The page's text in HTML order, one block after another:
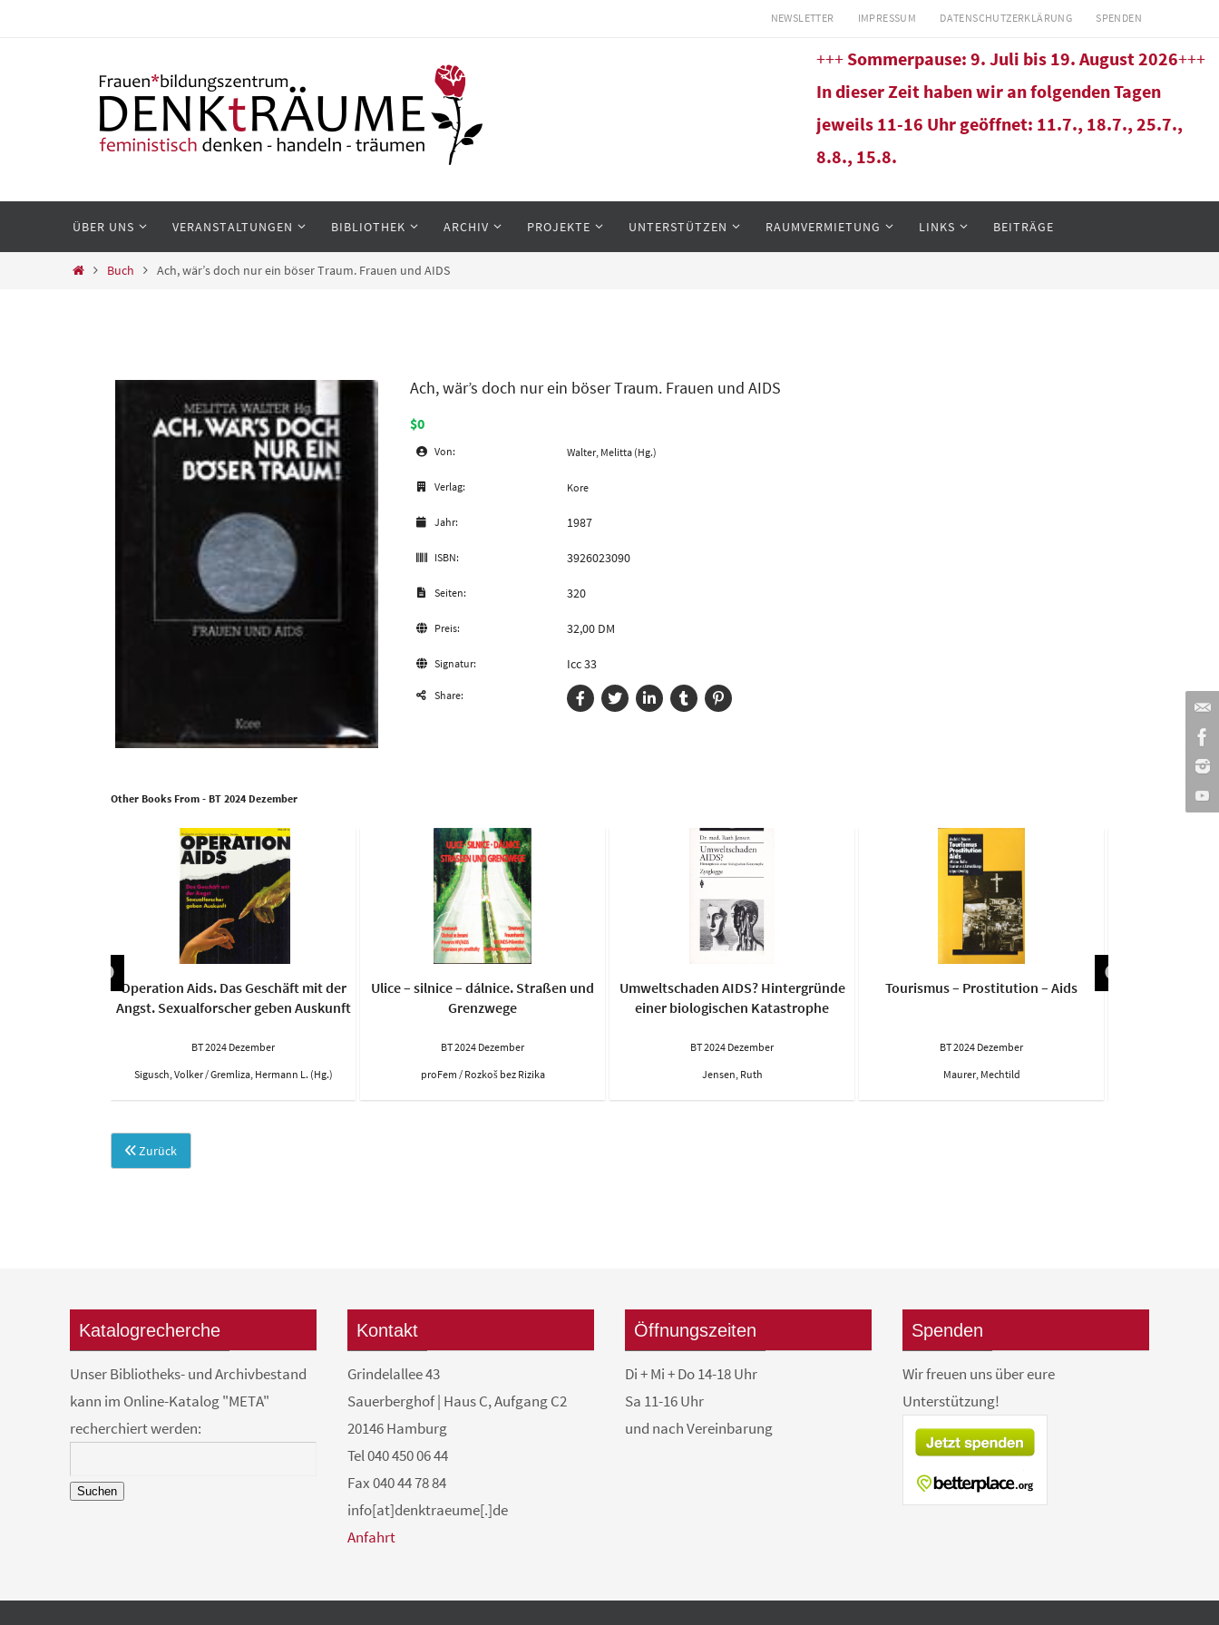
NEWSLETTER IMPRESSUM DATENSCHUTZERKLÄRUNG SPENDEN
+++ Sommerpause: 9. Juli bis 19. August 2026+++
In dieser Zeit haben wir an folgenden Tagen
jeweils 11-16 Uhr geöffnet: 11.7., 18.7., 25.7.,
8.8., 15.8.
springen
ÜBER UNS VERANSTALTUNGEN BIBLIOTHEK ARCHIV PROJEKTE UNTERSTÜTZEN RAUMVERMIETUNG LINKS BEITRÄGE
StartBuch Ach, wär’s doch nur ein böser Traum. Frauen und AIDS
Ach, wär’s doch nur ein böser Traum. Frauen und AIDS
$0
Von: Walter, Melitta (Hg.)
Verlag: Kore
Jahr: 1987
ISBN: 3926023090
Seiten: 320
Preis: 32,00 DM
Signatur: Icc 33
Share:
Other Books From - BT 2024 Dezember
Operation Aids. Das Geschäft mit der
Angst. Sexualforscher geben Auskunft
BT 2024 Dezember
Sigusch, Volker / Gremliza, Hermann L. (Hg.)
Ulice – silnice – dálnice. Straßen und
Grenzwege
BT 2024 Dezember
proFem / Rozkoš bez Rizika
Umweltschaden AIDS? Hintergründe
einer biologischen Katastrophe
BT 2024 Dezember
Jensen, Ruth
Tourismus – Prostitution – Aids
BT 2024 Dezember
Maurer, Mechtild
Zurück
Katalogrecherche
Unser Bibliotheks- und Archivbestand
kann im Online-Katalog "META"
recherchiert werden:
Suchen
Kontakt
Grindelallee 43
Sauerberghof | Haus C, Aufgang C2
20146 Hamburg
Tel 040 450 06 44
Fax 040 44 78 84
info[at]denktraeume[.]de
Anfahrt
Öffnungszeiten
Di + Mi + Do 14-18 Uhr
Sa 11-16 Uhr
und nach Vereinbarung
Spenden
Wir freuen uns über eure
Unterstützung!